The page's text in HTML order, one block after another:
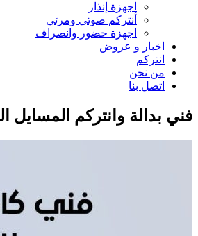
اجهزة إنذار
أنتركم صوتي ومرئي
اجهزة حضور وانصراف
اخبار و عروض
انتركم
من نحن
اتصل بنا
فني بدالة وانتركم المسايل